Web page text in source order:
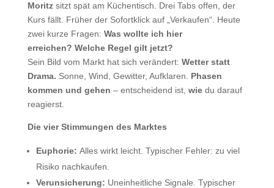
Moritzsitzt spät am Küchentisch. Drei Tabs offen, der
Kurs fällt. Früher der Sofortklick auf „Verkaufen“. Heute
zwei kurze Fragen: Was wollte ich hier
erreichen? Welche Regel gilt jetzt?
Sein Bild vom Markt hat sich verändert: Wetter statt
Drama. Sonne, Wind, Gewitter, Aufklaren. Phasen
kommen und gehen – entscheidend ist, wiedu darauf
reagierst.
Die vier Stimmungen des Marktes
Euphorie: Alles wirkt leicht. Typischer Fehler: zu viel
Risiko nachkaufen.
Verunsicherung: Uneinheitliche Signale. Typischer